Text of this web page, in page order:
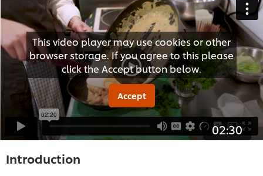
This video player may use cookies or other
browser storage. If you agree to this please
click the Accept button below.
Accept
02:30
Introduction